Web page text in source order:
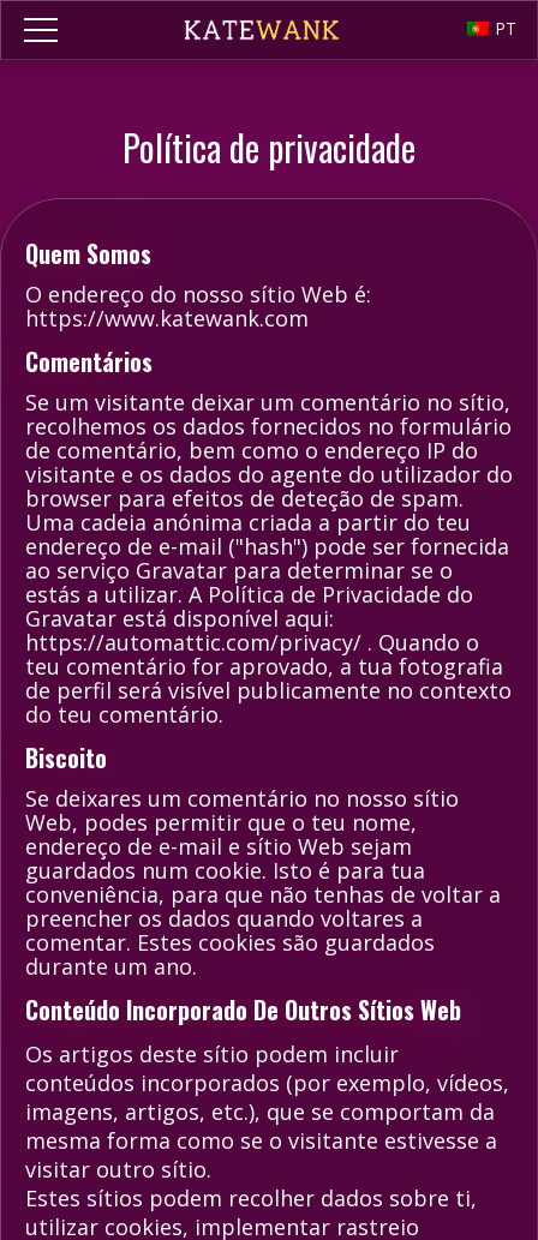
Política de privacidade
Quem Somos
O endereço do nosso sítio Web é:
https://www.katewank.com
Comentários
Se um visitante deixar um comentário no sítio,
recolhemos os dados fornecidos no formulário
de comentário, bem como o endereço IP do
visitante e os dados do agente do utilizador do
browser para efeitos de deteção de spam.
Uma cadeia anónima criada a partir do teu
endereço de e-mail ("hash") pode ser fornecida
ao serviço Gravatar para determinar se o
estás a utilizar. A Política de Privacidade do
Gravatar está disponível aqui:
https://automattic.com/privacy/ . Quando o
teu comentário for aprovado, a tua fotografia
de perfil será visível publicamente no contexto
do teu comentário.
Biscoito
Se deixares um comentário no nosso sítio
Web, podes permitir que o teu nome,
endereço de e-mail e sítio Web sejam
guardados num cookie. Isto é para tua
conveniência, para que não tenhas de voltar a
preencher os dados quando voltares a
comentar. Estes cookies são guardados
durante um ano.
Conteúdo Incorporado De Outros Sítios Web
Os artigos deste sítio podem incluir
conteúdos incorporados (por exemplo, vídeos,
imagens, artigos, etc.), que se comportam da
mesma forma como se o visitante estivesse a
visitar outro sítio.
Estes sítios podem recolher dados sobre ti,
utilizar cookies, implementar rastreio
PT